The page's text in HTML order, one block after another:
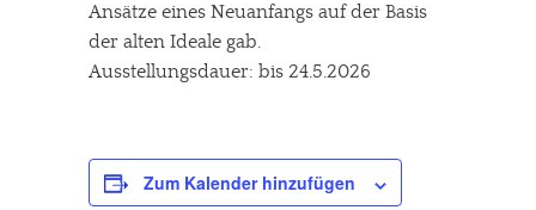
Ansätze eines Neuanfangs auf der Basis
der alten Ideale gab.
Ausstellungsdauer: bis 24.5.2026
Zum Kalender hinzufügen